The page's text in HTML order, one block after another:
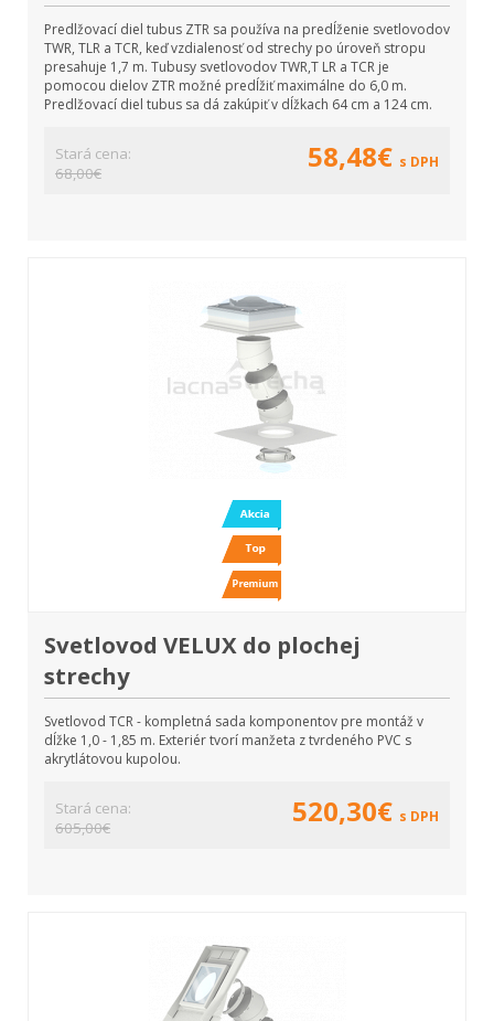
Predlžovací diel tubus ZTR sa používa na predĺženie svetlovodov
TWR, TLR a TCR, keď vzdialenosť od strechy po úroveň stropu
presahuje 1,7 m. Tubusy svetlovodov TWR,T LR a TCR je
pomocou dielov ZTR možné predĺžiť maximálne do 6,0 m.
Predlžovací diel tubus sa dá zakúpiť v dĺžkach 64 cm a 124 cm.
Stará cena:
68,00€
58,48€ s DPH
Svetlovod VELUX do plochej
strechy
Svetlovod TCR - kompletná sada komponentov pre montáž v
dĺžke 1,0 - 1,85 m. Exteriér tvorí manžeta z tvrdeného PVC s
akrytlátovou kupolou.
Stará cena:
605,00€
520,30€ s DPH